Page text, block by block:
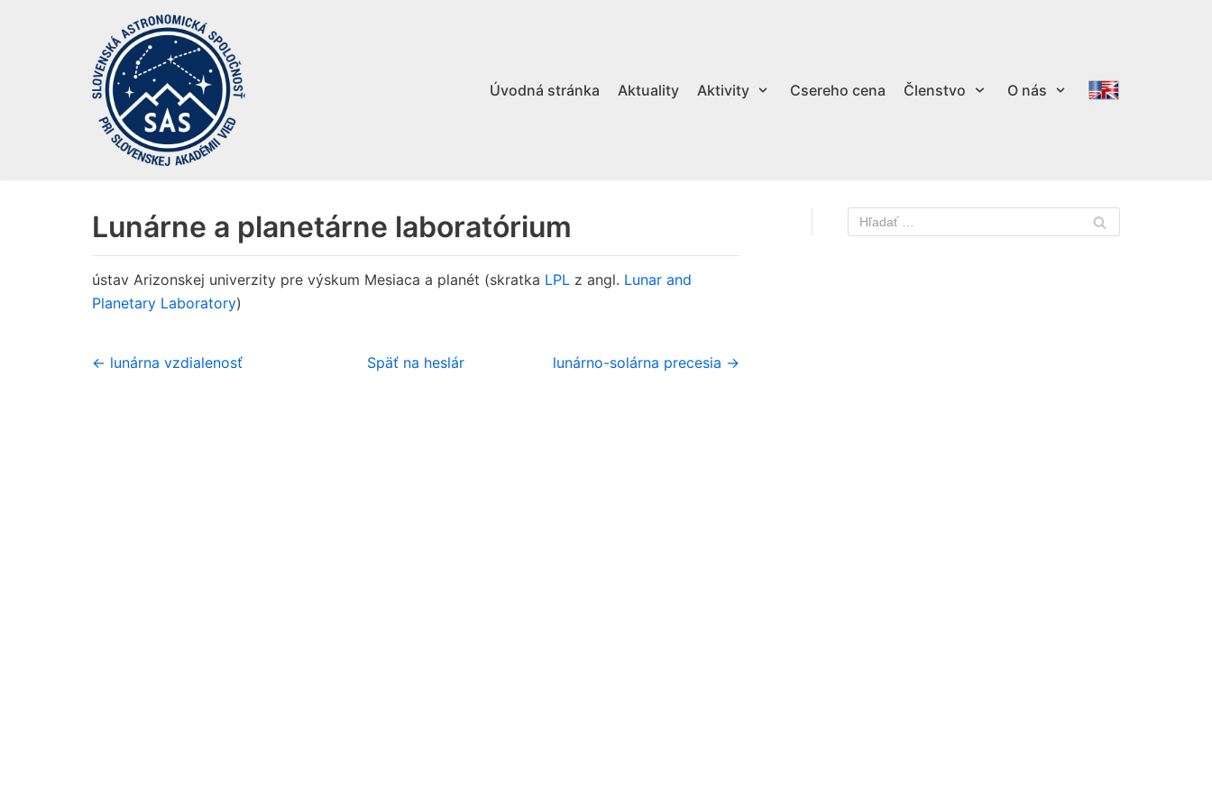
Úvodná stránka Aktuality Aktivity Csereho cena Členstvo O nás
Lunárne a planetárne laboratórium
ústav Arizonskej univerzity pre výskum Mesiaca a planét (skratka LPL z angl. Lunar and
Planetary Laboratory)
← lunárna vzdialenosť Späť na heslár lunárno-solárna precesia →